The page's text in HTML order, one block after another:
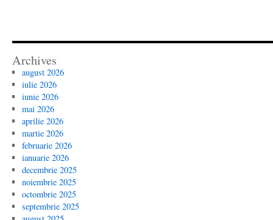
Archives
august 2026
iulie 2026
iunie 2026
mai 2026
aprilie 2026
martie 2026
februarie 2026
ianuarie 2026
decembrie 2025
noiembrie 2025
octombrie 2025
septembrie 2025